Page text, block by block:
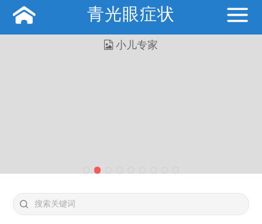
青光眼症状